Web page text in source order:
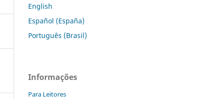
English
Español (España)
Português (Brasil)
Informações
Para Leitores